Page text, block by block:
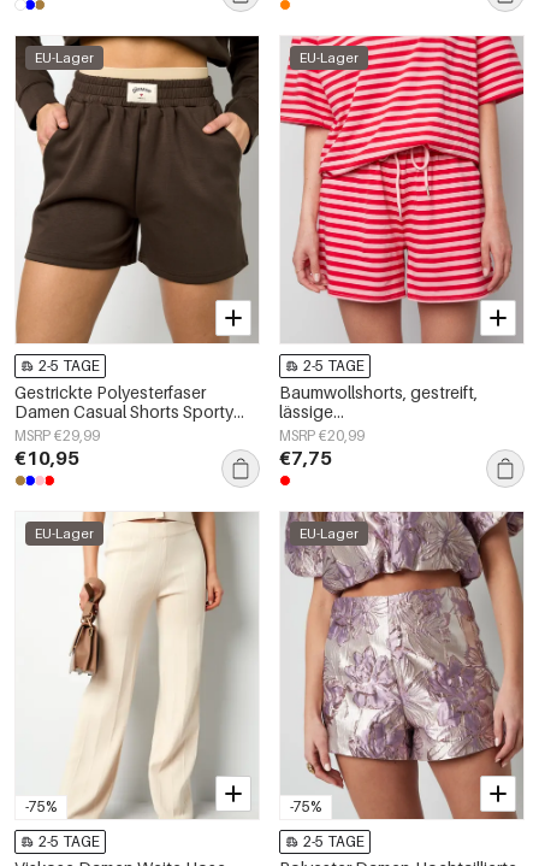
EU-Lager
2-5 TAGE
Gestrickte Polyesterfaser
Damen Casual Shorts Sporty
Einfarbig
MSRP €29,99
€10,95
EU-Lager
2-5 TAGE
Baumwollshorts, gestreift,
lässige
Frühlings-/Sommerkleidung
MSRP €20,99
€7,75
-75%
EU-Lager
2-5 TAGE
-75%
EU-Lager
2-5 TAGE